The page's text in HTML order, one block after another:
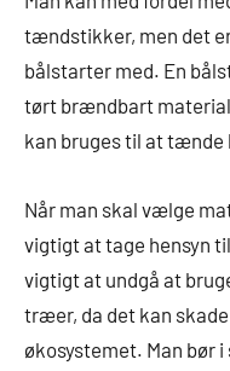
tændstikker, men det
bålstarter med. En
tørt brændbart
kan bruges til at tænde
Når man skal vælge
vigtigt at tage hensyn
vigtigt at undgå at
træer, da det kan
økosystemet. Man bør